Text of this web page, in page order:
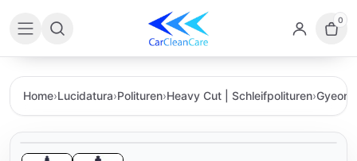
0
Home›Lucidatura›Polituren›Heavy Cut | Schleifpolituren›Gyeon